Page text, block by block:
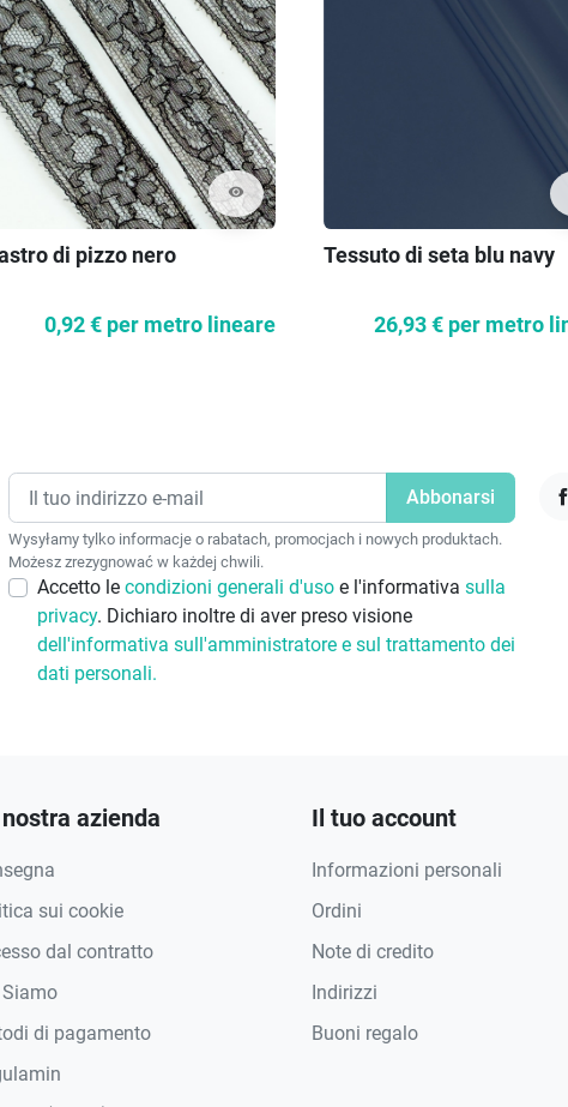
visibility
di pizzo nero
0,92 € per metro lineare
Tessuto di seta blu navy
26,93 € per metro
Wysyłamy tylko informacje o rabatach, promocjach i nowych produktach.
Możesz zrezygnować w każdej chwili.
Accetto le condizioni generali d'uso e l'informativa sulla
privacy. Dichiaro inoltre di aver preso visione
dell'informativa sull'amministratore e sul trattamento dei
dati personali.
azienda
sui cookie
dal contratto
Siamo
di pagamento
Il tuo account
Informazioni personali
Ordini
Note di credito
Indirizzi
Buoni regalo